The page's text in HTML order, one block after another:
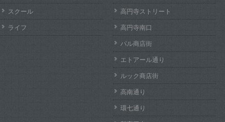
スクール
ライフ
高円寺ストリート
高円寺南口
パル商店街
エトアール通り
ルック商店街
高南通り
環七通り